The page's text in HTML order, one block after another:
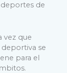
de
vez que
se
para el